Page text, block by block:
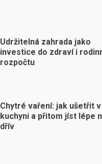
Udržitelná zahrada jako
investice do zdraví i
rozpočtu
Chytré vaření: jak ušetřit v
kuchyni a přitom jíst lépe
dřív